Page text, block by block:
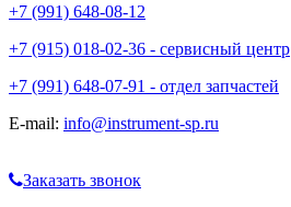
+7 (991) 648-08-12
+7 (915) 018-02-36 - сервисный центр
+7 (991) 648-07-91 - отдел запчастей
E-mail: info@instrument-sp.ru
Заказать звонок